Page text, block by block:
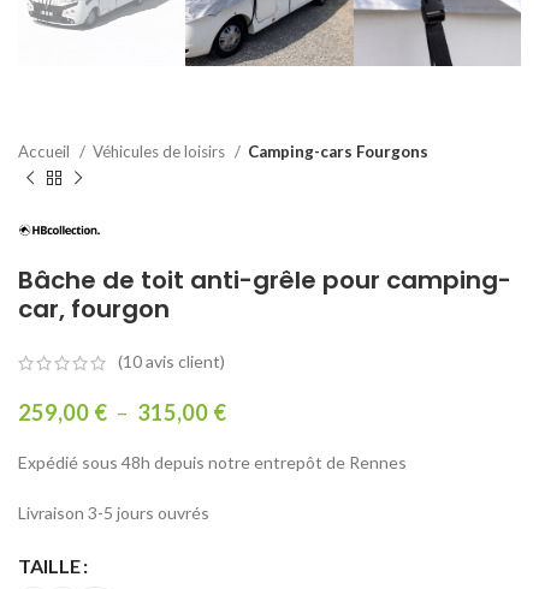
Accueil Véhicules de loisirs Camping-cars Fourgons
Bâche de toit anti-grêle pour camping-
car, fourgon
(10avis client)
259,00 € – 315,00 €
Expédié sous 48h depuis notre entrepôt de Rennes
Livraison 3-5 jours ouvrés
TAILLE